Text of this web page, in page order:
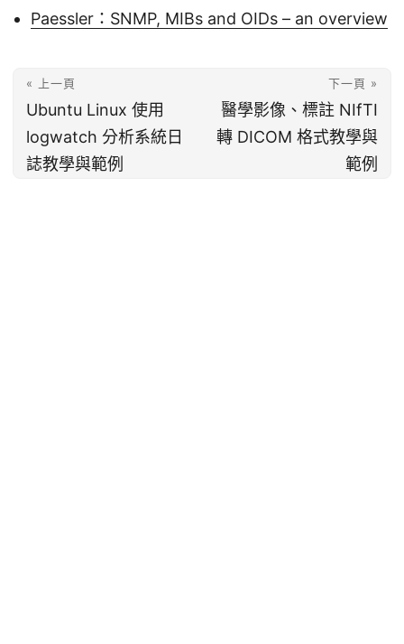
Paessler：SNMP, MIBs and OIDs – an overview
« 上一頁
Ubuntu Linux 使用
logwatch 分析系統日
誌教學與範例
下一頁 »
醫學影像、標註 NIfTI
轉 DICOM 格式教學與
範例